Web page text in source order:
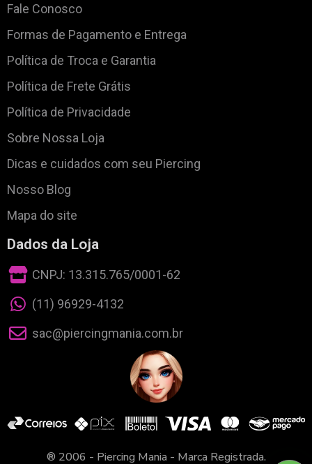
Fale Conosco
Formas de Pagamento e Entrega
Política de Troca e Garantia
Política de Frete Grátis
Política de Privacidade
Sobre Nossa Loja
Dicas e cuidados com seu Piercing
Nosso Blog
Mapa do site
Dados da Loja
CNPJ: 13.315.765/0001-62
(11) 96929-4132
sac@piercingmania.com.br
® 2006 - Piercing Mania - Marca Registrada.